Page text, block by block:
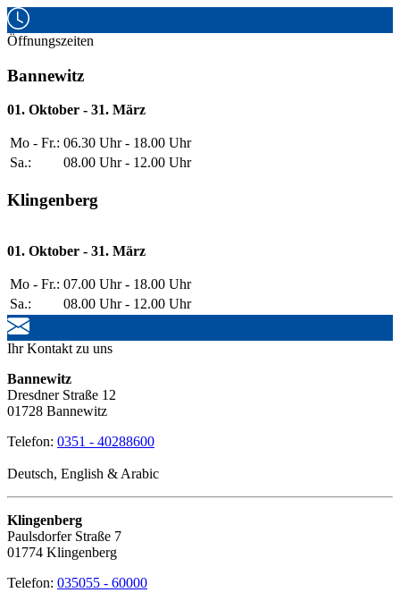
Öffnungszeiten
Bannewitz
01. Oktober - 31. März
Mo - Fr.: 06.30 Uhr - 18.00 Uhr
Sa.:
08.00 Uhr - 12.00 Uhr
Klingenberg
01. Oktober - 31. März
Mo - Fr.: 07.00 Uhr - 18.00 Uhr
Sa.:
08.00 Uhr - 12.00 Uhr
Ihr Kontakt zu uns
Bannewitz
Dresdner Straße 12
01728 Bannewitz
Telefon: 0351 - 40288600
Deutsch, English & Arabic
Klingenberg
Paulsdorfer Straße 7
01774 Klingenberg
Telefon: 035055 - 60000